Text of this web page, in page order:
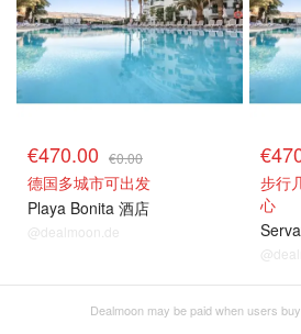
€470.00 €0.00
德国多城市可出发
Playa Bonita 酒店
@dealmoon.de
步行
心
Dealmoon may be paid when users